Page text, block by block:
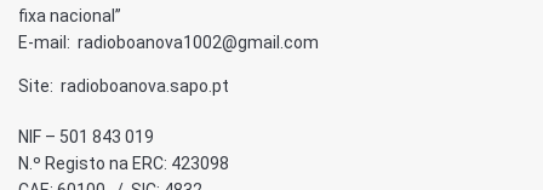
fixa nacional”
E-mail: radioboanova1002@gmail.com
Site: radioboanova.sapo.pt
NIF – 501 843 019
N.º Registo na ERC: 423098